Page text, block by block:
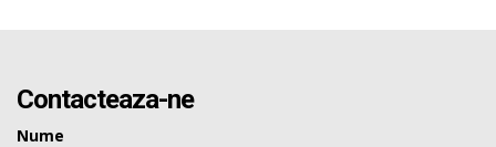
Contacteaza-ne
Nume